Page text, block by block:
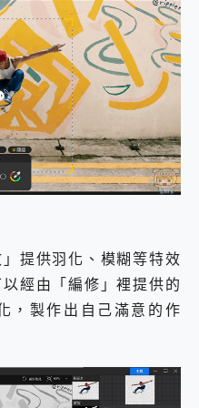
提供羽化、模糊等特效
經由「編修」裡提供的
，製作出自己滿意的作